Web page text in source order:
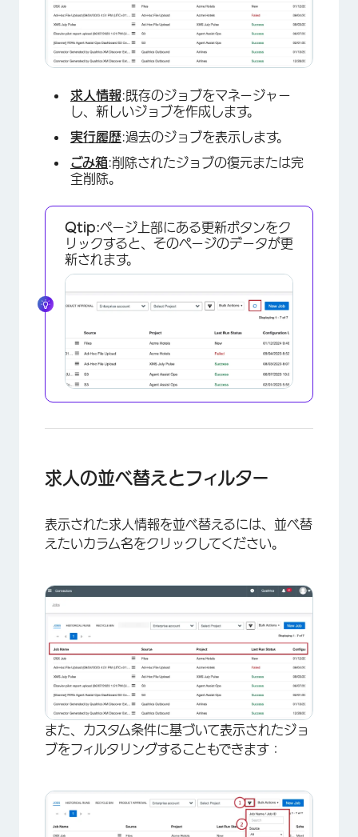
×
×
求人情報:既存のジョブをマネージャー
し、新しいジョブを作成します。
実行履歴:過去のジョブを表示します。
ごみ箱:削除されたジョブの復元または完
全削除。
Qtip:ページ上部にある更新ボタンをク
リックすると、そのページのデータが更
新されます。
求人の並べ替えとフィルター
表示された求人情報を並べ替えるには、並べ替
えたいカラム名をクリックしてください。
また、カスタム条件に基づいて表示されたジョ
ブをフィルタリングすることもできます：